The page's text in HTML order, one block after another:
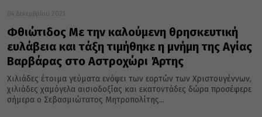
04 Δεκεμβρίου 2021
Φθιώτιδος Με την καλούμενη θρησκευτική
ευλάβεια και τάξη τιμήθηκε η μνήμη της Αγίας
Βαρβάρας στο Αστροχώρι Άρτης
Χιλιάδες έτοιμα γεύματα ενόψει των εορτών των Χριστουγέννων,
χιλιάδες χαμόγελα αισιοδοξίας και εκατοντάδες δώρα προσέφερε
σήμερα ο Σεβασμιώτατος Μητροπολίτης...